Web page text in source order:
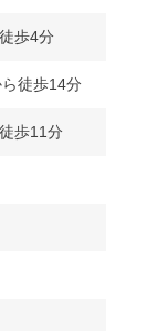
歩4分
徒歩14分
歩11分